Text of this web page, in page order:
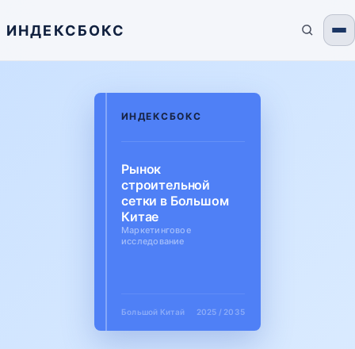
ИНДЕКСБОКС
ИНДЕКСБОКС
Рынок
строительной
сетки в Большом
Китае
Маркетинговое
исследование
Большой Китай 2025 / 2035